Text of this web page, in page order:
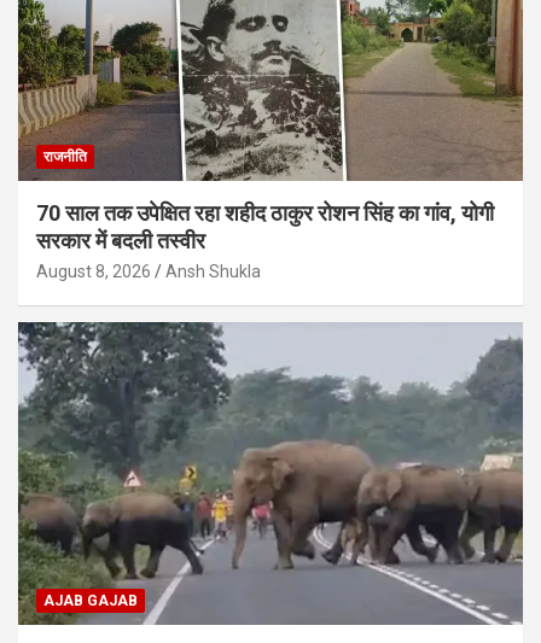
राजनीति
70 साल तक उपेक्षित रहा शहीद ठाकुर रोशन सिंह का गांव, योगी
सरकार में बदली तस्वीर
August 8, 2026 Ansh Shukla
AJAB GAJAB